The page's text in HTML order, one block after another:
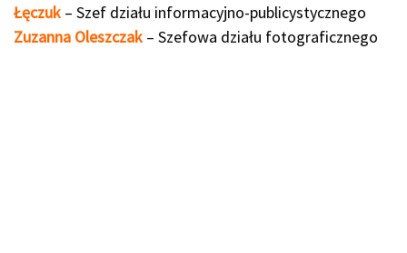
Łęczuk – Szef działu informacyjno-publicystycznego
Zuzanna Oleszczak – Szefowa działu fotograficznego